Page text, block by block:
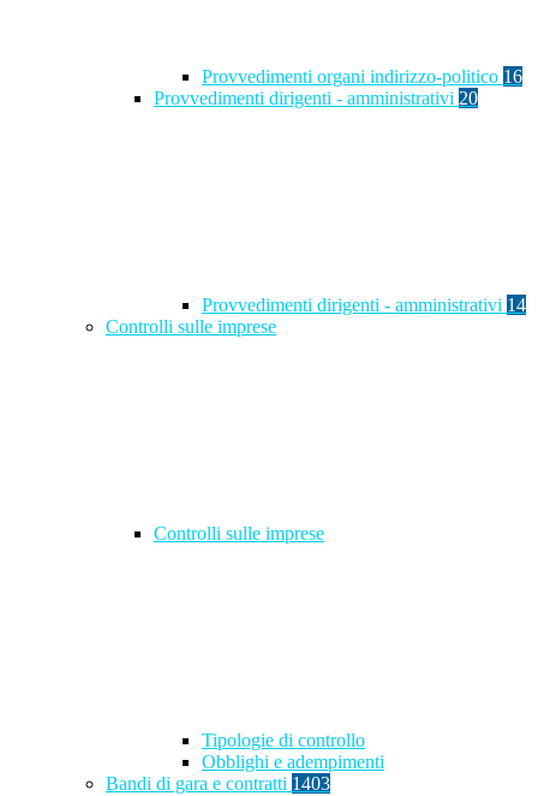
Provvedimenti organi indirizzo-politico 16
Provvedimenti dirigenti - amministrativi 20
Provvedimenti dirigenti - amministrativi 14
Controlli sulle imprese
Controlli sulle imprese
Tipologie di controllo
Obblighi e adempimenti
Bandi di gara e contratti 1403